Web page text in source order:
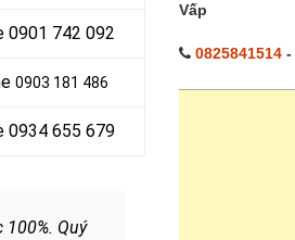
742 092
0903 181 486
0934 655 679
Quý
Vấp
0825841514-